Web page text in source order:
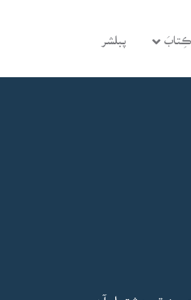
ڪِتابَ پبلشر
تي مشتمل آھي.